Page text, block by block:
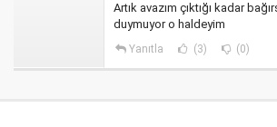
Artık avazım çıktığı kadar
duymuyor o haldeyim
Yanıtla (3) (0)